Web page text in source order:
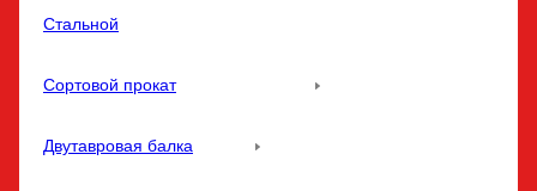
Стальной
Сортовой прокат
Двутавровая балка